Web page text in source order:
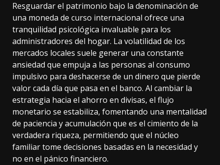
Resguardar el patrimonio bajo la denominación de
una moneda de curso internacional ofrece una
tranquilidad psicológica invaluable para los
administradores del hogar. La volatilidad de los
mercados locales suele generar una constante
ansiedad que empuja a las personas al consumo
impulsivo para deshacerse de un dinero que pierde
valor cada día que pasa en el banco. Al cambiar la
estrategia hacia el ahorro en divisas, el flujo
monetario se estabiliza, fomentando una mentalidad
de paciencia y acumulación que es el cimiento de la
verdadera riqueza, permitiendo que el núcleo
familiar tome decisiones basadas en la necesidad y
no en el pánico financiero.